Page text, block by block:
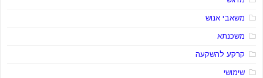
משאבי אנוש
משכנתא
קרקע להשקעה
שימושי